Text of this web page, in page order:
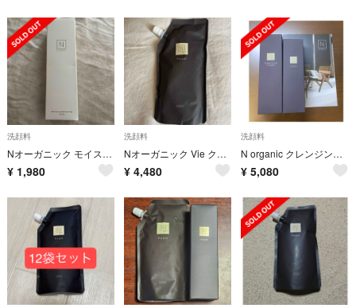
洗顔料
Nオーガニック モイスチュア＆バランシング フォーム100g
¥ 1,980
洗顔料
Nオーガニック Vie クリアホイップフォーム 300ml 本体2回分
¥ 4,480
洗顔料
N organic クレンジング クリーム クリアホイップフォーム 2本セット
¥ 5,080